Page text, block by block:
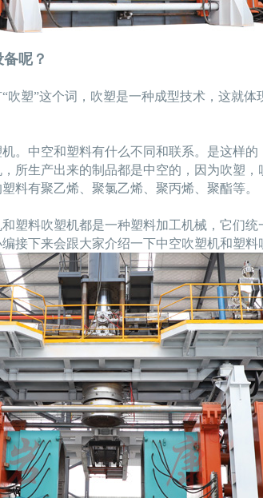
呢？
塑”这个词，吹塑是一种成型技术，这就
。中空和塑料有什么不同和联系。是这样
所生产出来的制品都是中空的，因为吹塑
料有聚乙烯、聚氯乙烯、聚丙烯、聚酯等。
塑料吹塑机都是一种塑料加工机械，它们
接下来会跟大家介绍一下中空吹塑机和塑料